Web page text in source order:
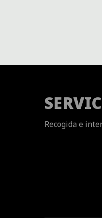
Recogida e